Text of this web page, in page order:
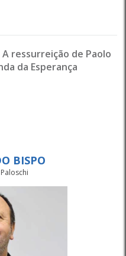
A ressurreição de Paolo
da Esperança
BISPO